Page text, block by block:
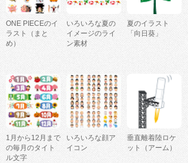
ONE PIECEのイ
ラスト（まと
め）
いろいろな夏の
イメージのライ
ン素材
夏のイラスト
「向日葵」
1月から12月まで
の毎月のタイト
ル文字
いろいろな顔ア
イコン
垂直離着陸ロケ
ット（アーム）